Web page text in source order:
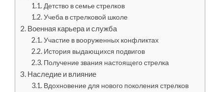
Детство в семье стрелков
Учеба в стрелковой школе
Военная карьера и служба
Участие в вооруженных конфликтах
История выдающихся подвигов
Получение звания настоящего стрелка
Наследие и влияние
Вдохновение для нового поколения стрелков